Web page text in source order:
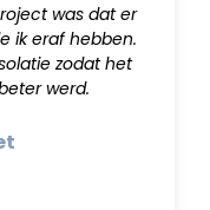
was dat er
ik eraf hebben.
zodat het
werd.